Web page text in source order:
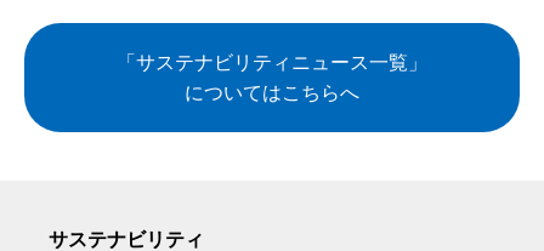
「サステナビリティニュース一覧」
についてはこちらへ
サステナビリティ